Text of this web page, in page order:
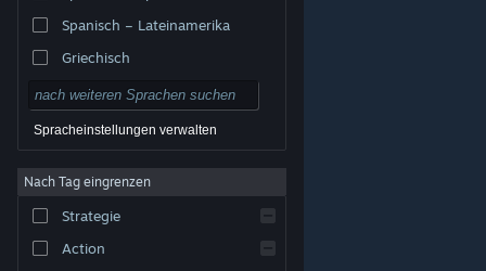
© Valve Corporation. Alle Rechte vorbehalten. Alle
USA und anderen Ländern.
Rechtliches
Barrierefreiheit
Nutzungsvertrag
Spanisch – Lateinamerika
Griechisch
Spracheinstellungen verwalten
Nach Tag eingrenzen
Strategie
Action